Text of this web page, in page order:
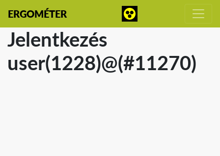
ERGOMÉTER
Jelentkezés
user(1228)@(#11270)